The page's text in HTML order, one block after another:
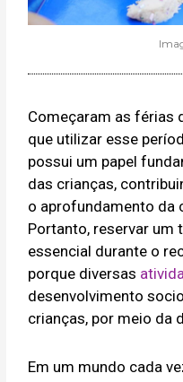
Começaram as férias
que utilizar esse
possui um papel
das crianças,
o aprofundamento da
Portanto, reservar um
essencial durante o
porque diversas
desenvolvimento
crianças, por meio da
Em um mundo cada